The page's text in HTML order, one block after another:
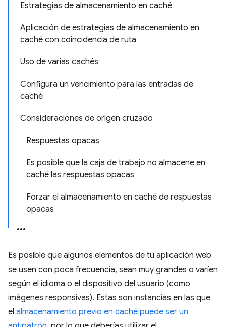
Estrategias de almacenamiento en caché
Aplicación de estrategias de almacenamiento en
caché con coincidencia de ruta
Uso de varias cachés
Configura un vencimiento para las entradas de
caché
Consideraciones de origen cruzado
Respuestas opacas
Es posible que la caja de trabajo no almacene en
caché las respuestas opacas
Forzar el almacenamiento en caché de respuestas
opacas
Es posible que algunos elementos de tu aplicación web
se usen con poca frecuencia, sean muy grandes o varíen
según el idioma o el dispositivo del usuario (como
imágenes responsivas). Estas son instancias en las que
el almacenamiento previo en caché puede ser un